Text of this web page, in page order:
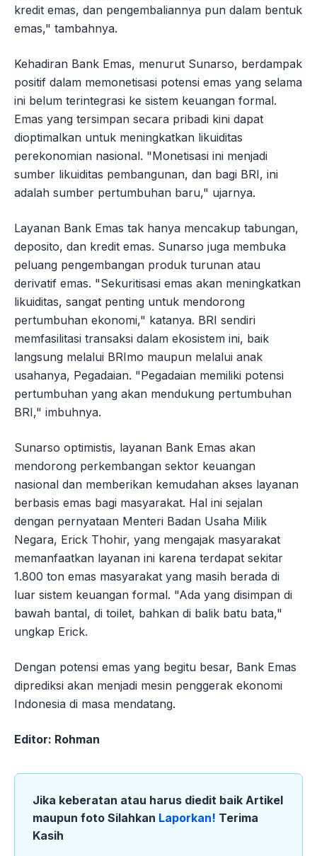
kredit emas, dan pengembaliannya pun dalam bentuk
emas," tambahnya.
Kehadiran Bank Emas, menurut Sunarso, berdampak
positif dalam memonetisasi potensi emas yang selama
ini belum terintegrasi ke sistem keuangan formal.
Emas yang tersimpan secara pribadi kini dapat
dioptimalkan untuk meningkatkan likuiditas
perekonomian nasional. "Monetisasi ini menjadi
sumber likuiditas pembangunan, dan bagi BRI, ini
adalah sumber pertumbuhan baru," ujarnya.
Layanan Bank Emas tak hanya mencakup tabungan,
deposito, dan kredit emas. Sunarso juga membuka
peluang pengembangan produk turunan atau
derivatif emas. "Sekuritisasi emas akan meningkatkan
likuiditas, sangat penting untuk mendorong
pertumbuhan ekonomi," katanya. BRI sendiri
memfasilitasi transaksi dalam ekosistem ini, baik
langsung melalui BRImo maupun melalui anak
usahanya, Pegadaian. "Pegadaian memiliki potensi
pertumbuhan yang akan mendukung pertumbuhan
BRI," imbuhnya.
Sunarso optimistis, layanan Bank Emas akan
mendorong perkembangan sektor keuangan
nasional dan memberikan kemudahan akses layanan
berbasis emas bagi masyarakat. Hal ini sejalan
dengan pernyataan Menteri Badan Usaha Milik
Negara, Erick Thohir, yang mengajak masyarakat
memanfaatkan layanan ini karena terdapat sekitar
1.800 ton emas masyarakat yang masih berada di
luar sistem keuangan formal. "Ada yang disimpan di
bawah bantal, di toilet, bahkan di balik batu bata,"
ungkap Erick.
Dengan potensi emas yang begitu besar, Bank Emas
diprediksi akan menjadi mesin penggerak ekonomi
Indonesia di masa mendatang.
Editor: Rohman
Jika keberatan atau harus diedit baik Artikel
maupun foto Silahkan Laporkan! Terima
Kasih